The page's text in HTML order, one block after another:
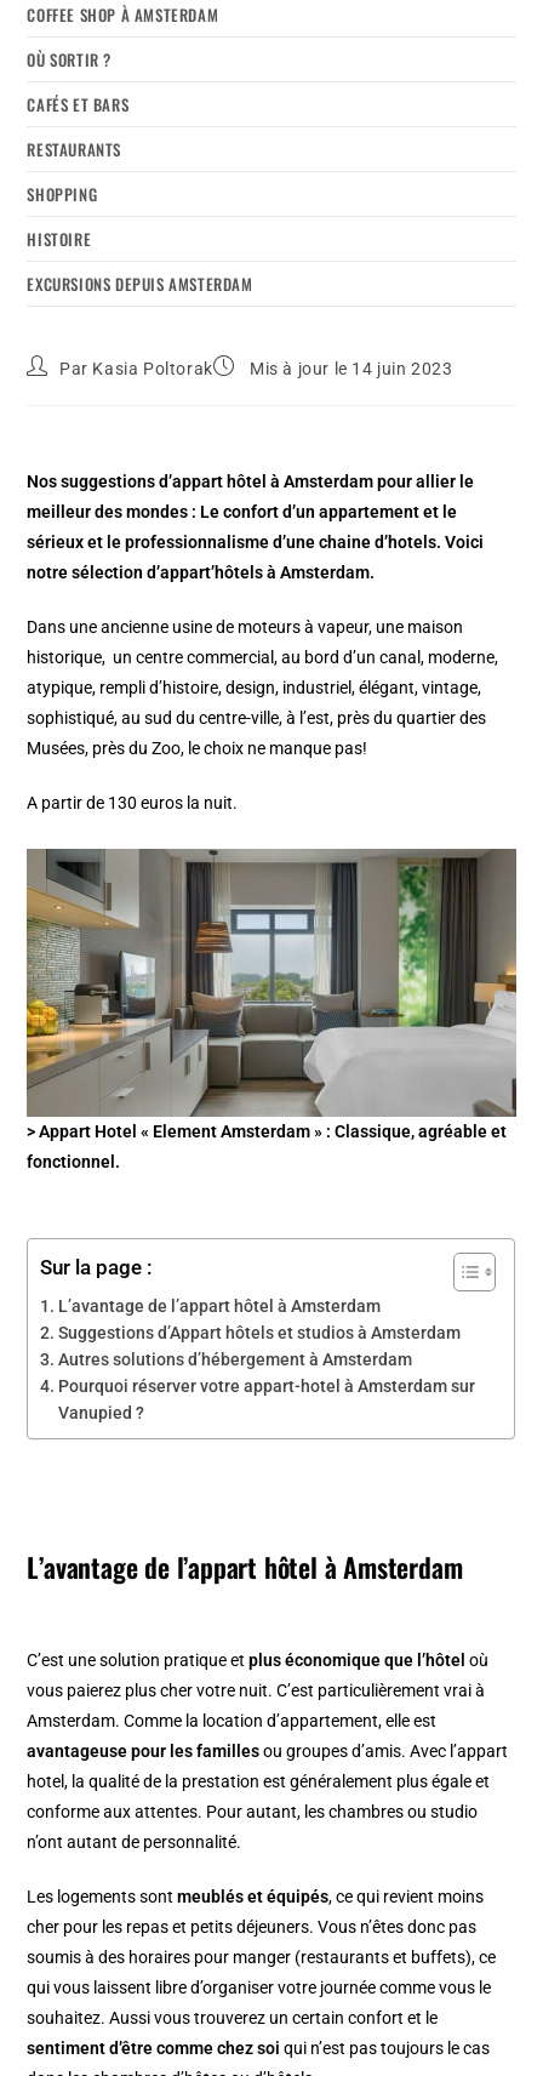
COFFEE SHOP À AMSTERDAM
OÙ SORTIR ?
CAFÉS ET BARS
RESTAURANTS
SHOPPING
HISTOIRE
EXCURSIONS DEPUIS AMSTERDAM
Par Kasia Poltorak Mis à jour le 14 juin 2023
Nos suggestions d’appart hôtel à Amsterdam pour allier le
meilleur des mondes : Le confort d’un appartement et le
sérieux et le professionnalisme d’une chaine d’hotels. Voici
notre sélection d’appart’hôtels à Amsterdam.
Dans une ancienne usine de moteurs à vapeur, une maison
historique, un centre commercial, au bord d’un canal, moderne,
atypique, rempli d’histoire, design, industriel, élégant, vintage,
sophistiqué, au sud du centre-ville, à l’est, près du quartier des
Musées, près du Zoo, le choix ne manque pas!
A partir de 130 euros la nuit.
> Appart Hotel « Element Amsterdam » : Classique, agréable et
fonctionnel.
Sur la page :
L’avantage de l’appart hôtel à Amsterdam
Suggestions d’Appart hôtels et studios à Amsterdam
Autres solutions d’hébergement à Amsterdam
Pourquoi réserver votre appart-hotel à Amsterdam sur
Vanupied ?
L’avantage de l’appart hôtel à Amsterdam
C’est une solution pratique etplus économique que l’hôtel où
vous paierez plus cher votre nuit. C’est particulièrement vrai à
Amsterdam. Comme la location d’appartement, elle est
avantageuse pour les famillesou groupes d’amis. Avec l’appart
hotel, la qualité de la prestation est généralement plus égale et
conforme aux attentes. Pour autant, les chambres ou studio
n’ont autant de personnalité.
Les logements sontmeublés et équipés, ce qui revient moins
cher pour les repas et petits déjeuners. Vous n’êtes donc pas
soumis à des horaires pour manger (restaurants et buffets), ce
qui vous laissent libre d’organiser votre journée comme vous le
souhaitez. Aussi vous trouverez un certain confort et le
sentiment d’être comme chez soi qui n’est pas toujours le cas